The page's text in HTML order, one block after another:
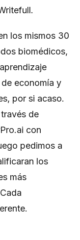
los mismos 30
biomédicos,
economía y
por si acaso.
de
con
pedimos a
los
más